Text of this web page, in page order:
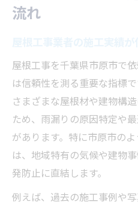
流れ
屋根工事を千葉県市原市で
は信頼性を測る重要な指標
さまざまな屋根材や建物構
ため、雨漏りの原因特定や
があります。特に市原市の
は、地域特有の気候や建物
発防止に直結します。
例えば、過去の施工事例や